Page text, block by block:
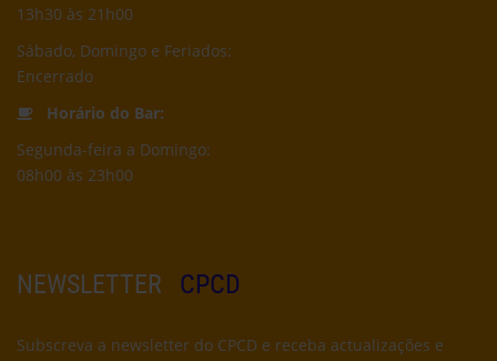
13h30 às 21h00
Sábado, Domingo e Feriados:
Encerrado
Horário do Bar:
Segunda-feira a Domingo:
08h00 às 23h00
NEWSLETTER CPCD
Subscreva a newsletter do CPCD e receba actualizações e